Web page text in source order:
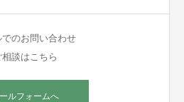
でのお問い合わせ
相談はこちら
ルフォームへ